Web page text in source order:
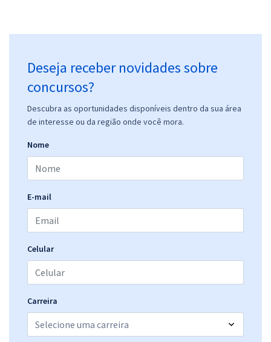
Deseja receber novidades sobre
concursos?
Descubra as oportunidades disponíveis dentro da sua área
de interesse ou da região onde você mora.
Nome
E-mail
Celular
Carreira